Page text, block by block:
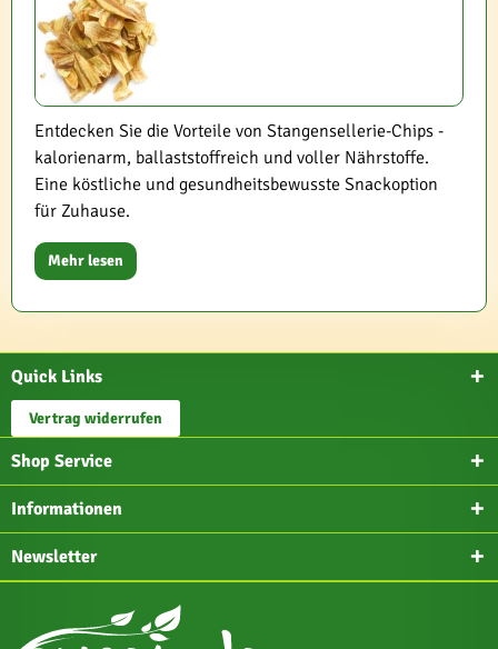
Entdecken Sie die Vorteile von Stangensellerie-Chips -
kalorienarm, ballaststoffreich und voller Nährstoffe.
Eine köstliche und gesundheitsbewusste Snackoption
für Zuhause.
Mehr lesen
Quick Links
Vertrag widerrufen
Shop Service
Informationen
Newsletter